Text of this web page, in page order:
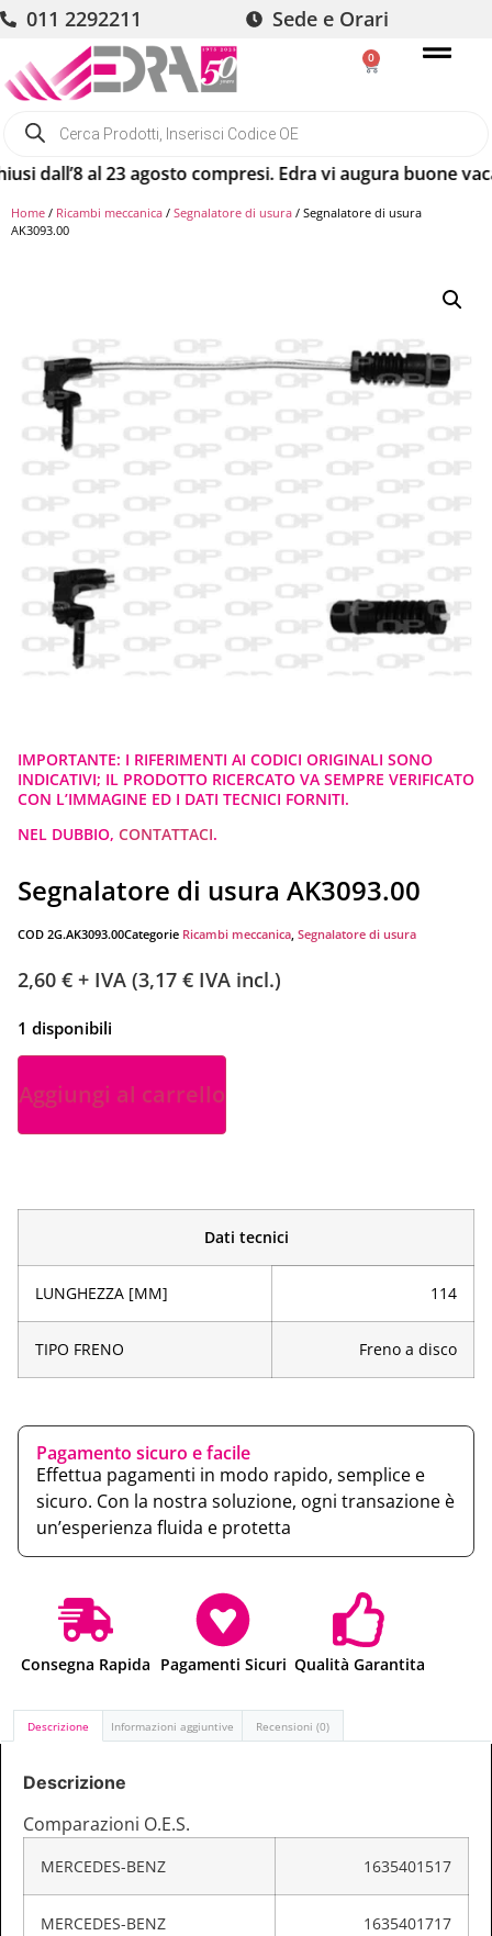
011 2292211 Sede e Orari
0
dall’8 al 23 agosto compresi. Edra vi augura buone
Home / Ricambi meccanica / Segnalatore di usura / Segnalatore di usura
AK3093.00
IMPORTANTE: I RIFERIMENTI AI CODICI ORIGINALI SONO
INDICATIVI; IL PRODOTTO RICERCATO VA SEMPRE VERIFICATO
CON L’IMMAGINE ED I DATI TECNICI FORNITI.
NEL DUBBIO, CONTATTACI.
Segnalatore di usura AK3093.00
COD 2G.AK3093.00Categorie Ricambi meccanica, Segnalatore di usura
2,60 € + IVA (3,17 € IVA incl.)
1 disponibili
Aggiungi al carrello
Dati tecnici
LUNGHEZZA [MM] 114
TIPO FRENO Freno a disco
Pagamento sicuro e facile
Effettua pagamenti in modo rapido, semplice e
sicuro. Con la nostra soluzione, ogni transazione è
un’esperienza fluida e protetta
Consegna Rapida Pagamenti Sicuri Qualità Garantita
Descrizione Informazioni aggiuntive Recensioni (0)
Descrizione
Comparazioni O.E.S.
MERCEDES-BENZ 1635401517
MERCEDES-BENZ 1635401717